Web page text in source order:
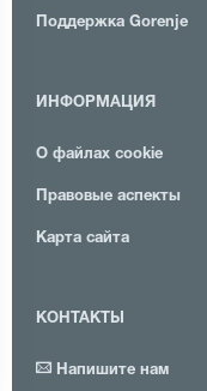
Поддержка Gorenje
ИНФОРМАЦИЯ
О файлах cookie
Правовые аспекты
Карта сайта
КОНТАКТЫ
Напишите нам